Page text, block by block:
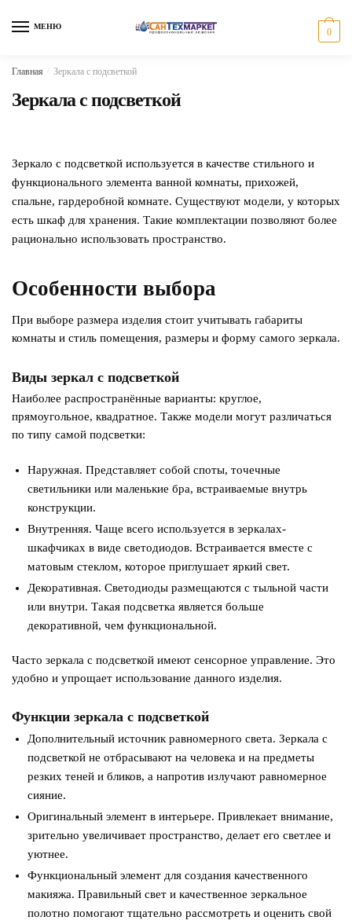
МЕНЮ
0
Главная Зеркала с подсветкой
Зеркала с подсветкой
Зеркало с подсветкой используется в качестве стильного и
функционального элемента ванной комнаты, прихожей,
спальне, гардеробной комнате. Существуют модели, у которых
есть шкаф для хранения. Такие комплектации позволяют более
рационально использовать пространство.
Особенности выбора
При выборе размера изделия стоит учитывать габариты
комнаты и стиль помещения, размеры и форму самого зеркала.
Виды зеркал с подсветкой
Наиболее распространённые варианты: круглое,
прямоугольное, квадратное. Также модели могут различаться
по типу самой подсветки:
Наружная. Представляет собой споты, точечные
светильники или маленькие бра, встраиваемые внутрь
конструкции.
Внутренняя. Чаще всего используется в зеркалах-
шкафчиках в виде светодиодов. Встраивается вместе с
матовым стеклом, которое приглушает яркий свет.
Декоративная. Светодиоды размещаются с тыльной части
или внутри. Такая подсветка является больше
декоративной, чем функциональной.
Часто зеркала с подсветкой имеют сенсорное управление. Это
удобно и упрощает использование данного изделия.
Функции зеркала с подсветкой
Дополнительный источник равномерного света. Зеркала с
подсветкой не отбрасывают на человека и на предметы
резких теней и бликов, а напротив излучают равномерное
сияние.
Оригинальный элемент в интерьере. Привлекает внимание,
зрительно увеличивает пространство, делает его светлее и
уютнее.
Функциональный элемент для создания качественного
макияжа. Правильный свет и качественное зеркальное
полотно помогают тщательно рассмотреть и оценить свой